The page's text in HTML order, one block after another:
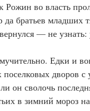
во власть
братьев младших
— не
Едки и
дворов с
он сволочь
в зимний мороз